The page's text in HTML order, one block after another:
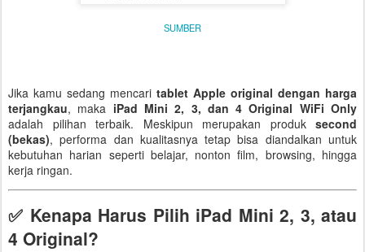
SUMBER
Jika kamu sedang mencari tablet Apple original dengan harga
terjangkau, maka iPad Mini 2, 3, dan 4 Original WiFi Only
adalah pilihan terbaik. Meskipun merupakan produk second
(bekas), performa dan kualitasnya tetap bisa diandalkan untuk
kebutuhan harian seperti belajar, nonton film, browsing, hingga
kerja ringan.
✅ Kenapa Harus Pilih iPad Mini 2, 3, atau
4 Original?